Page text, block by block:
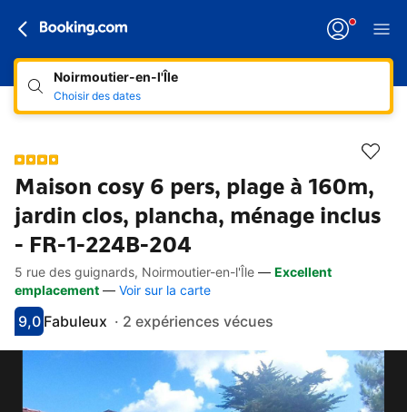
Noirmoutier-en-l'Île
Choisir des dates
Maison cosy 6 pers, plage à 160m,
jardin clos, plancha, ménage inclus
- FR-1-224B-204
Accès rapides
Aller à la description
Aller aux équipements
Aller aux hébergements
Aller aux conditions
5 rue des guignards, Noirmoutier-en-l'Île — Excellent
emplacement — Voir sur la carte
Avec une note de 9
9,0
fabuleuxFabuleux · 2 expériences vécues